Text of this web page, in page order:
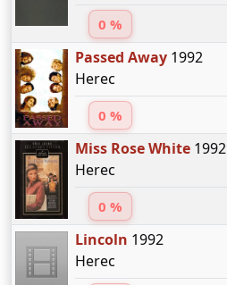
0 %
Passed Away1992
Herec
0 %
Miss Rose White1992
Herec
0 %
Lincoln 1992
Herec